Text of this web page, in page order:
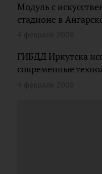
Модуль с
стадионе в
ГИБДД Иркутска
современные